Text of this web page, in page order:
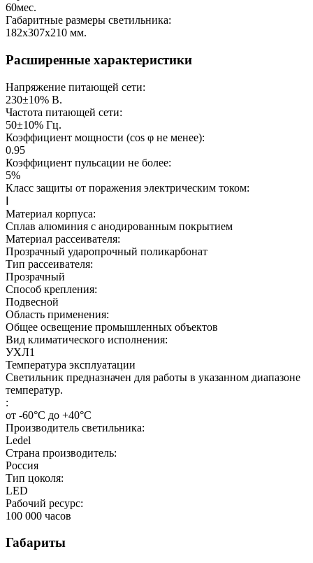
60мес.
Габаритные размеры светильника:
182х307х210 мм.
Расширенные характеристики
Напряжение питающей сети:
230±10% В.
Частота питающей сети:
50±10% Гц.
Коэффициент мощности (cos φ не менее):
0.95
Коэффициент пульсации не более:
5%
Класс защиты от поражения электрическим током:
Материал корпуса:
Сплав алюминия с анодированным покрытием
Материал рассеивателя:
Прозрачный ударопрочный поликарбонат
Тип рассеивателя:
Прозрачный
Способ крепления:
Подвесной
Область применения:
Общее освещение промышленных объектов
Вид климатического исполнения:
УХЛ1
Температура эксплуатации
Светильник предназначен для работы в указанном диапазоне
температур.
:
от -60°С до +40°С
Производитель светильника:
Ledel
Страна производитель:
Россия
Тип цоколя:
LED
Рабочий ресурс:
100 000 часов
Габариты